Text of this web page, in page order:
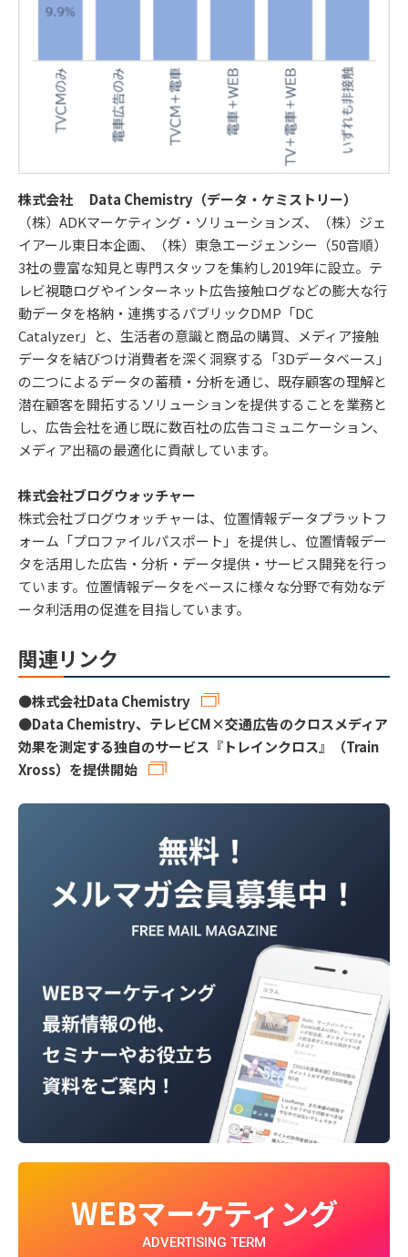
株式会社 Data Chemistry（データ・ケミストリー）
（株）ADKマーケティング・ソリューションズ、（株）ジェ
イアール東日本企画、（株）東急エージェンシー（50音順）
3社の豊富な知見と専門スタッフを集約し2019年に設立。テ
レビ視聴ログやインターネット広告接触ログなどの膨大な行
動データを格納・連携するパブリックDMP「DC
Catalyzer」と、生活者の意識と商品の購買、メディア接触
データを結びつけ消費者を深く洞察する「3Dデータベース」
の二つによるデータの蓄積・分析を通じ、既存顧客の理解と
潜在顧客を開拓するソリューションを提供することを業務と
し、広告会社を通じ既に数百社の広告コミュニケーション、
メディア出稿の最適化に貢献しています。
株式会社ブログウォッチャー
株式会社ブログウォッチャーは、位置情報データプラットフ
ォーム「プロファイルパスポート」を提供し、位置情報デー
タを活用した広告・分析・データ提供・サービス開発を行っ
ています。位置情報データをベースに様々な分野で有効なデ
ータ利活用の促進を目指しています。
関連リンク
●株式会社Data Chemistry
●Data Chemistry、テレビCM×交通広告のクロスメディア
効果を測定する独自のサービス『トレインクロス』（Train
Xross）を提供開始
WEBマーケティング
ADVERTISING TERM